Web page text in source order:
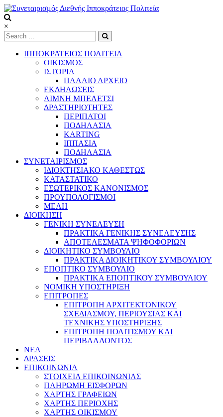
Skip
to
content
Συνεταιρισμός
Διεθνής
Ιπποκράτειος
Πολιτεία
×
ΙΠΠΟΚΡΑΤΕΙΟΣ ΠΟΛΙΤΕΙΑ
ΟΙΚΙΣΜΟΣ
ΙΣΤΟΡΙΑ
ΠΑΛΑΙΟ ΑΡΧΕΙΟ
ΕΚΔΗΛΩΣΕΙΣ
ΛΙΜΝΗ ΜΠΕΛΕΤΣΙ
ΔΡΑΣΤΗΡΙΟΤΗΤΕΣ
ΠΕΡΙΠΑΤΟΙ
ΠΟΔΗΛΑΣΙΑ
KARTING
ΙΠΠΑΣΙΑ
ΠΟΔΗΛΑΣΙΑ
ΣΥΝΕΤΑΙΡΙΣΜΟΣ
ΙΔΙΟΚΤΗΣΙΑΚΟ ΚΑΘΕΣΤΩΣ
ΚΑΤΑΣΤΑΤΙΚΟ
ΕΣΩΤΕΡΙΚΟΣ ΚΑΝΟΝΙΣΜΟΣ
ΠΡΟΥΠΟΛΟΓΙΣΜΟΙ
ΜΕΛΗ
ΔΙΟΙΚΗΣΗ
ΓΕΝΙΚΗ ΣΥΝΕΛΕΥΣΗ
ΠΡΑΚΤΙΚΑ ΓΕΝΙΚΗΣ ΣΥΝΕΛΕΥΣΗΣ
ΑΠΟΤΕΛΕΣΜΑΤΑ ΨΗΦΟΦΟΡΙΩΝ
ΔΙΟΙΚΗΤΙΚΟ ΣΥΜΒΟΥΛΙΟ
ΠΡΑΚΤΙΚΑ ΔΙΟΙΚΗΤΙΚΟΥ ΣΥΜΒΟΥΛΙΟΥ
ΕΠΟΠΤΙΚΟ ΣΥΜΒΟΥΛΙΟ
ΠΡΑΚΤΙΚΑ ΕΠΟΠΤΙΚΟΥ ΣΥΜΒΟΥΛΙΟΥ
ΝΟΜΙΚΗ ΥΠΟΣΤΗΡΙΞΗ
ΕΠΙΤΡΟΠΕΣ
ΕΠΙΤΡΟΠΗ ΑΡΧΙΤΕΚΤΟΝΙΚΟΥ
ΣΧΕΔΙΑΣΜΟΥ, ΠΕΡΙΟΥΣΙΑΣ ΚΑΙ
ΤΕΧΝΙΚΗΣ ΥΠΟΣΤΗΡΙΞΗΣ
ΕΠΙΤΡΟΠΗ ΠΟΛΙΤΙΣΜΟΥ ΚΑΙ
ΠΕΡΙΒΑΛΛΟΝΤΟΣ
NEA
ΔΡΑΣΕΙΣ
ΕΠΙΚΟΙΝΩΝΙΑ
ΣΤΟΙΧΕΙΑ ΕΠΙΚΟΙΝΩΝΙΑΣ
ΠΛΗΡΩΜΗ ΕΙΣΦΟΡΩΝ
ΧΑΡΤΗΣ ΓΡΑΦΕΙΩΝ
ΧΑΡΤΗΣ ΠΕΡΙΟΧΗΣ
ΧΑΡΤΗΣ ΟΙΚΙΣΜΟΥ